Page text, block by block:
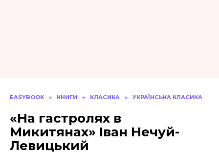
EASYBOOK » КНИГИ » КЛАСИКА » УКРАЇНСЬКА КЛАСИКА
«На гастролях в
Микитянах» Іван Нечуй-
Левицький